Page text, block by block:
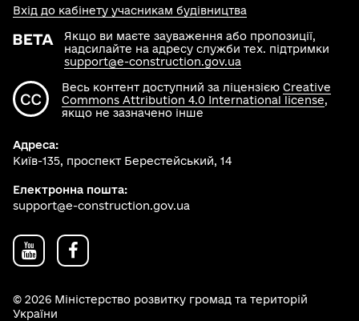
Якщо ви маєте зауваження або пропозиції,
надсилайте на адресу служби тех. підтримки
support@e-construction.gov.ua
Весь контент доступний за ліцензією Creative
Commons Attribution 4.0 International license,
якщо не зазначено інше
Вхід до кабінету учасникам будівництва
Адреса:
Київ-135, проспект Берестейський, 14
Електронна пошта:
support@e-construction.gov.ua
© 2026 Міністерство розвитку громад та територій
України